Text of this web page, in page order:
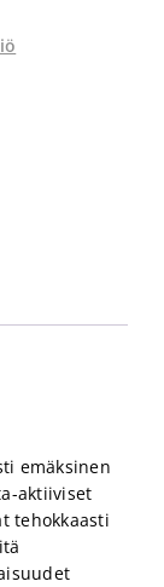
emäksinen
aktiiviset
tehokkaasti